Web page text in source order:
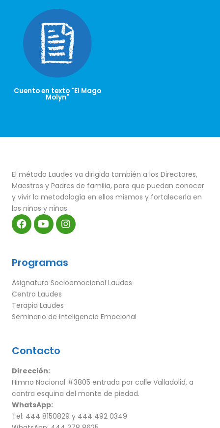
Cuento en texto "El Mago
Molyn"
El método Laudes va dirigida también a los Directores,
Maestros y Padres de familia, para que puedan conocer
y vivir la metodología en ellos mismos y fortalecerla en
los niños y niñas.
Programas
Asignatura Socioemocional Laudes
Centro Laudes
Terapia Laudes
Seminario de Inteligencia Emocional
Contacto
Dirección:
Himno Nacional #3805 entrada por calle Valladolid, a
contra esquina del monte de piedad.
WhatsApp:
Tel: 444 8150829 y 444 492 0349